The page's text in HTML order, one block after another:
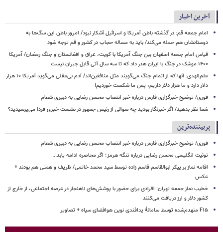
آخرین اخبار
امام جمعه قم: در گذشته باطن آمریکا و اسرائیل آشکار نبود/ امروز باطن این سگ‌ها به
دوستانشان هم حمله می‌کند/ باید به مساله حجاب در کشور و قم توجه شود
قیاس امام جمعه اصفهان بین جنگ آمریکا با کویت، عراق و افغانستان و جنگ رمضان/ آمریکا
۱۴۰۰ موشک در جنگ با ایران هدر داد که تا سه سال آتی قابل جبران نیست
علم‌الهدی: آنها که از اتمام جنگ می‌گویند مثل منافقین‌اند/ آدم بی‌عقلی می‌گوید آمریکا ۱۰ هزار
دلار دارد و ما هزار دلار داریم، پس ما شکست خوردیم!
فوری/ توضیح خبرگزاری فارس درباره خبر انتصاب محسن رضایی به دبیری شعام
شما نظر بدهید/ اگر خبرنگار بودید چه سوالی از رئیس جمهور در نشست خبری فردا می‌پرسیدید؟
پربیننده‌ترین
فوری/ توضیح خبرگزاری فارس درباره خبر انتصاب محسن رضایی به دبیری شعام
توئیت انگلیسی محسن رضایی درباره تنگه هرمز؛ اگر محاصره ادامه یابد...
اقامه نماز بر پیکر ابوالقاسم قاسم زاده توسط سید محمد خاتمی/ ظریف و همتی هم بودند +
عکس
خطیب نماز جمعه تهران: افرادی برای حضور با پوشش‌های ناهنجار در عرصه اجتماعی، از خارج از
کشور دلار و ارز دریافت می‌کنند
F۱۵ منهدم‌شده توسط سامانۀ پدافندی نوین هوافضای سپاه + تصاویر